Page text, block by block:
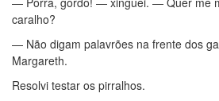
caralho?
— Não digam palavrões na frente dos
Margareth.
Resolvi testar os pirralhos.